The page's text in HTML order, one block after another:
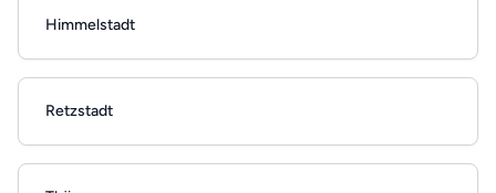
Himmelstadt
Retzstadt